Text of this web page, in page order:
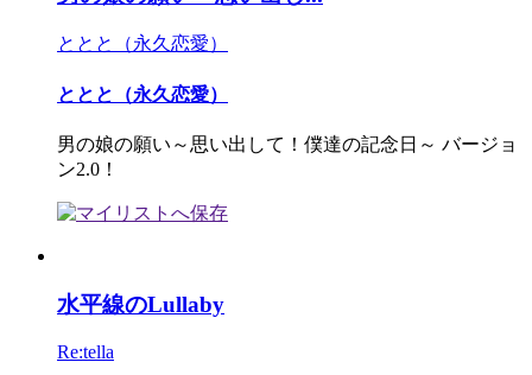
ととと（永久恋愛）
ととと（永久恋愛）
男の娘の願い～思い出して！僕達の記念日～ バージョ
ン2.0！
水平線のLullaby
Re:tella